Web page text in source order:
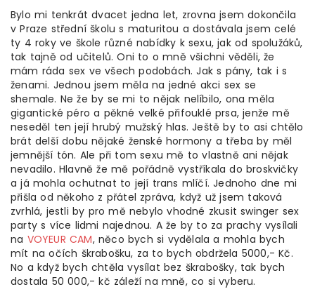
Bylo mi tenkrát dvacet jedna let, zrovna jsem dokončila
v Praze střední školu s maturitou a dostávala jsem celé
ty 4 roky ve škole různé nabídky k sexu, jak od spolužáků,
tak tajně od učitelů. Oni to o mně všichni věděli, že
mám ráda sex ve všech podobách. Jak s pány, tak i s
ženami. Jednou jsem měla na jedné akci sex se
shemale. Ne že by se mi to nějak nelíbilo, ona měla
gigantické péro a pěkné velké přifouklé prsa, jenže mě
neseděl ten její hrubý mužský hlas. Ještě by to asi chtělo
brát delší dobu nějaké ženské hormony a třeba by měl
jemnější tón. Ale při tom sexu mě to vlastně ani nějak
nevadilo. Hlavně že mě pořádně vystříkala do broskvičky
a já mohla ochutnat to její trans mlíčí. Jednoho dne mi
přišla od někoho z přátel zpráva, když už jsem taková
zvrhlá, jestli by pro mě nebylo vhodné zkusit swinger sex
party s více lidmi najednou. A že by to za prachy vysílali
na VOYEUR CAM, něco bych si vydělala a mohla bych
mít na očích škrabošku, za to bych obdržela 5000,- Kč.
No a když bych chtěla vysílat bez škrabošky, tak bych
dostala 50 000,- kč záleží na mně, co si vyberu.